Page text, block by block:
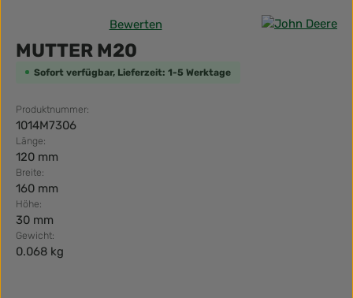
Durchschnittliche Bewertung von 0 von 5 Sternen
Bewerten
MUTTER M20
Sofort verfügbar, Lieferzeit: 1-5 Werktage
Produktnummer:
1014M7306
Länge:
120 mm
Breite:
160 mm
Höhe:
30 mm
Gewicht:
0.068 kg